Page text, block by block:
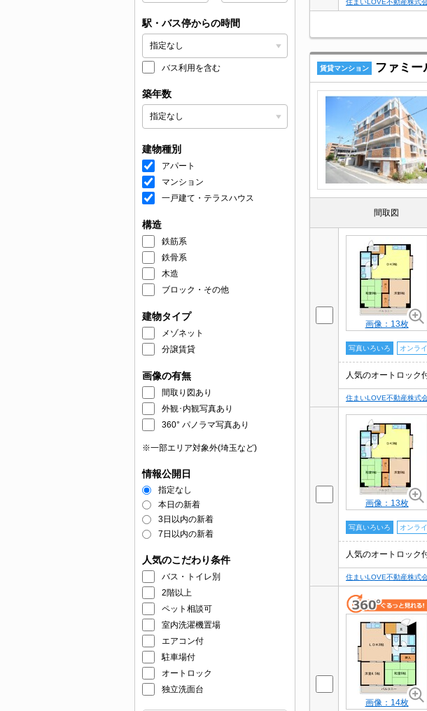
駅・バス停からの時間
バス利用を含む
築年数
建物種別
アパート
マンション
一戸建て・テラスハウス
構造
鉄筋系
鉄骨系
木造
ブロック・その他
建物タイプ
メゾネット
分譲賃貸
画像の有無
間取り図あり
外観･内観写真あり
360° パノラマ写真あり
※一部エリア対象外(埼玉など)
情報公開日
指定なし
本日の新着
3日以内の新着
7日以内の新着
人気のこだわり条件
バス・トイレ別
2階以上
ペット相談可
室内洗濯機置場
エアコン付
駐車場付
オートロック
独立洗面台
住まいLOVE不動産株式
賃貸マンション ファミー
間取図
画像：13枚
写真いろいろ オンラ
人気のオートロック
住まいLOVE不動産株式
画像：13枚
写真いろいろ オンラ
人気のオートロック
住まいLOVE不動産株式
画像：14枚